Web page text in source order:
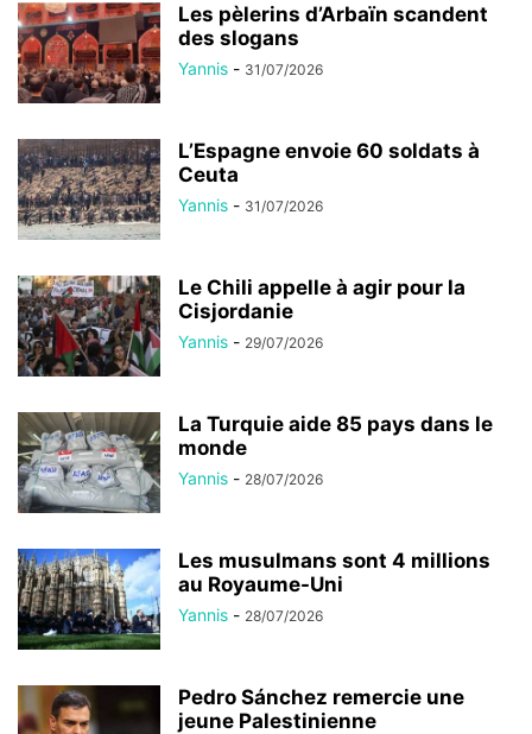
Les pèlerins d’Arbaïn scandent
des slogans
Yannis - 31/07/2026
L’Espagne envoie 60 soldats à
Ceuta
Yannis - 31/07/2026
Le Chili appelle à agir pour la
Cisjordanie
Yannis - 29/07/2026
La Turquie aide 85 pays dans le
monde
Yannis - 28/07/2026
Les musulmans sont 4 millions
au Royaume-Uni
Yannis - 28/07/2026
Pedro Sánchez remercie une
jeune Palestinienne